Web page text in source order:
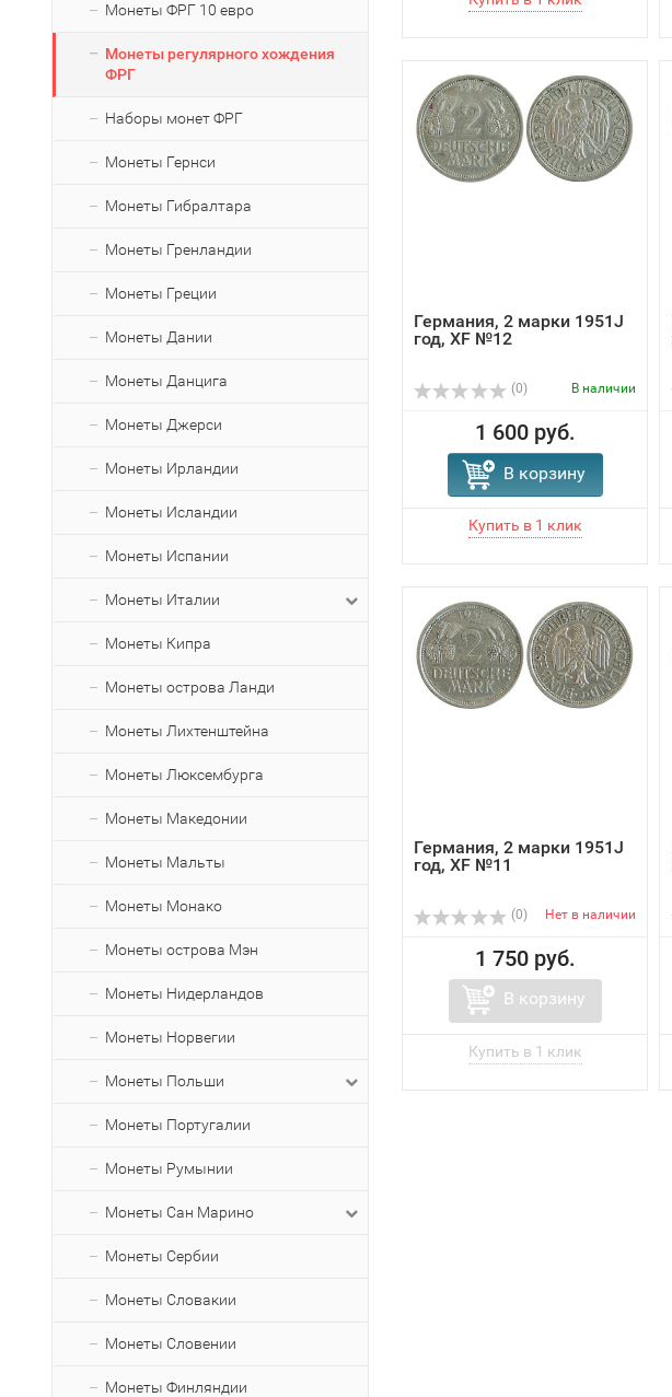
Монеты ФРГ 10 евро
Монеты регулярного хождения
ФРГ
Наборы монет ФРГ
Монеты Гернси
Монеты Гибралтара
Монеты Гренландии
Монеты Греции
Монеты Дании
Монеты Данцига
Монеты Джерси
Монеты Ирландии
Монеты Исландии
Монеты Испании
Монеты Италии
Монеты Кипра
Монеты острова Ланди
Монеты Лихтенштейна
Монеты Люксембурга
Монеты Македонии
Монеты Мальты
Монеты Монако
Монеты острова Мэн
Монеты Нидерландов
Монеты Норвегии
Монеты Польши
Монеты Португалии
Монеты Румынии
Монеты Сан Марино
Монеты Сербии
Монеты Словакии
Монеты Словении
Монеты Финляндии
Германия, 2 марки 1951J
год, XF №12
(0) В наличии
1 600 руб.
В корзину
Германия, 2 марки 1951J
год, XF №11
(0) Нет в наличии
1 750 руб.
В корзину